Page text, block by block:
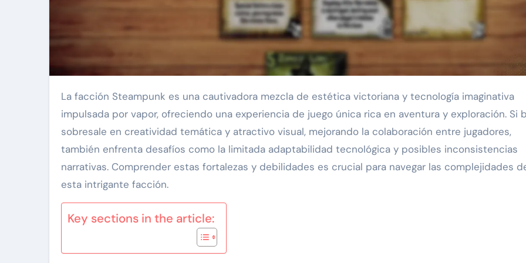
La facción Steampunk es una cautivadora mezcla de estética victoriana y tecnología imaginativa
impulsada por vapor, ofreciendo una experiencia de juego única rica en aventura y exploración. Si
sobresale en creatividad temática y atractivo visual, mejorando la colaboración entre jugadores,
también enfrenta desafíos como la limitada adaptabilidad tecnológica y posibles inconsistencias
narrativas. Comprender estas fortalezas y debilidades es crucial para navegar las complejidades
esta intrigante facción.
Key sections in the article: